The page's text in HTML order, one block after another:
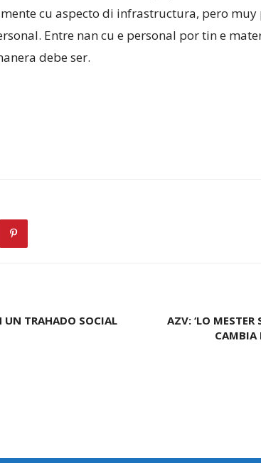
cu aspecto di infrastructura, pero
Entre nan cu e personal por tin e
debe ser.
TRAHADO SOCIAL
AZV: ‘LO
CAMBIA